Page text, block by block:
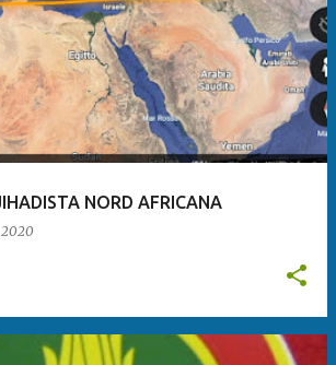
NORD AFRICANA